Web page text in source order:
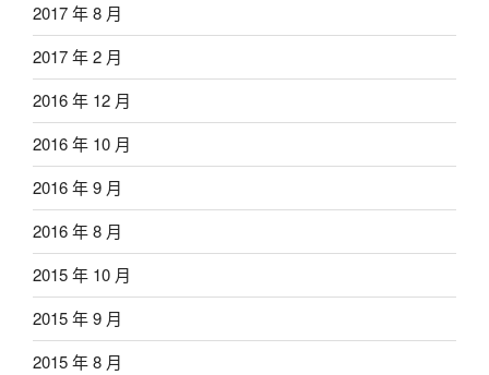
2017 年 8 月
2017 年 2 月
2016 年 12 月
2016 年 10 月
2016 年 9 月
2016 年 8 月
2015 年 10 月
2015 年 9 月
2015 年 8 月